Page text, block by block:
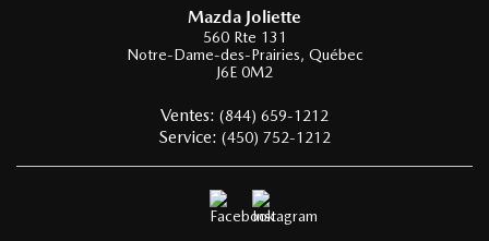
Mazda Joliette
560 Rte 131
Notre-Dame-des-Prairies, Québec
J6E 0M2
Ventes: (844) 659-1212
Service: (450) 752-1212